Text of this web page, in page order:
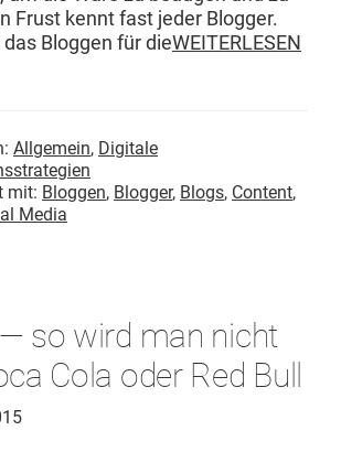
Frust ken­nt fast jed­er Blog­ger.
Bloggen für dieWEITERLESEN
Allgemein, Digitale
mit: Bloggen, Blogger, Blogs, Content,
Media
so wird man nicht
Cola oder Red Bull